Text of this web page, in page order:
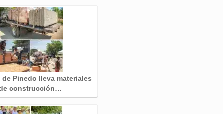
de Pinedo lleva materiales
construcción…